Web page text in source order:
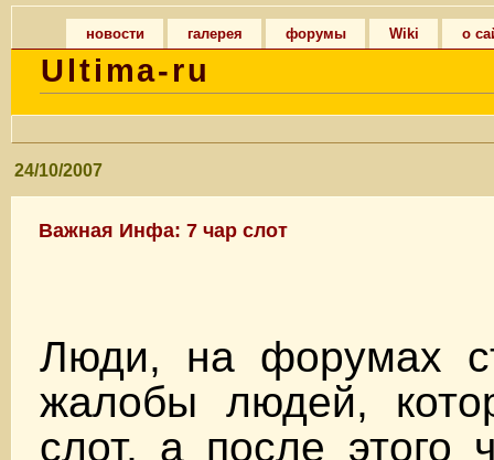
новости галерея форумы Wiki о
Ultima-ru
24/10/2007
Важная Инфа: 7 чар слот
Люди, на форумах
жалобы людей,
слот, а после этого